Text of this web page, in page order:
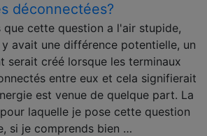
déconnectées?
que cette question a l'air stupide,
avait une différence potentielle, un
serait créé lorsque les terminaux
entre eux et cela signifierait
est venue de quelque part. La
laquelle je pose cette question
si je comprends bien …